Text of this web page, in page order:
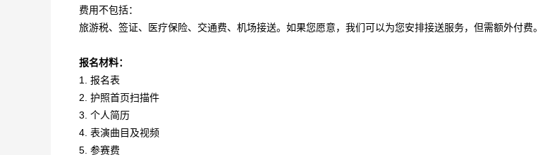
费用不包括：
旅游税、签证、医疗保险、交通费、机场接送。如果您愿意，我们可以为您安排接送服务，但需额外付费。
报名材料：
1. 报名表
2. 护照首页扫描件
3. 个人简历
4. 表演曲目及视频
5. 参赛费